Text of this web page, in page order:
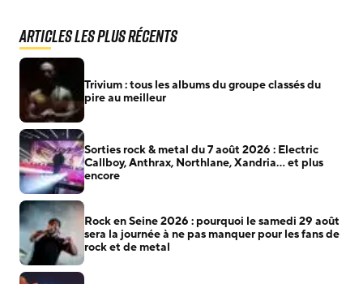
Articles les plus récents
Trivium : tous les albums du groupe classés du
pire au meilleur
Sorties rock & metal du 7 août 2026 : Electric
Callboy, Anthrax, Northlane, Xandria… et plus
encore
Rock en Seine 2026 : pourquoi le samedi 29 août
sera la journée à ne pas manquer pour les fans de
rock et de metal